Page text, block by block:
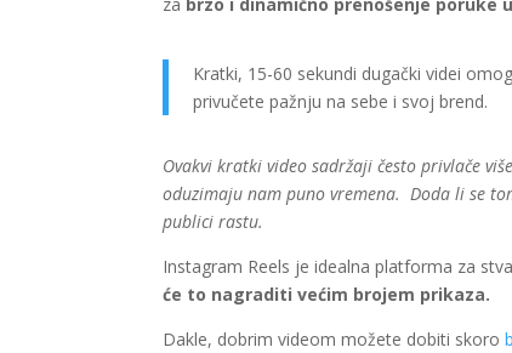
Kratki, 15-60 sekundi dugački videi
privučete pažnju na sebe i svoj brend.
Ovakvi kratki video sadržaji često privlače
oduzimaju nam puno vremena. Doda li se
publici rastu.
Instagram Reels je idealna platforma za
će to nagraditi većim brojem prikaza.
Dakle, dobrim videom možete dobiti skoro